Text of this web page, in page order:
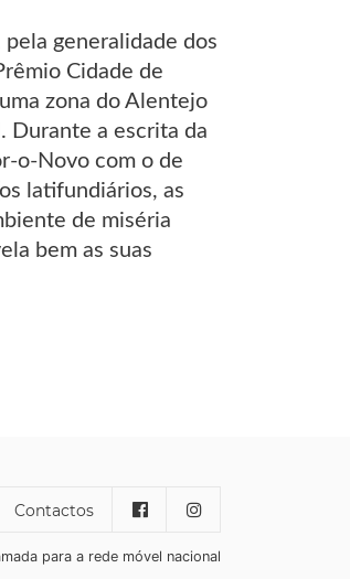
generalidade dos
Cidade de
zona do Alentejo
Durante a escrita da
o-Novo com o de
latifundiários, as
de miséria
bem as suas
Contactos
para a rede móvel nacional